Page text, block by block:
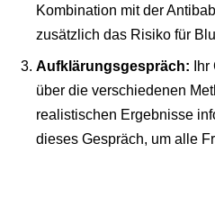
Kombination mit der
zusätzlich das Risiko für
Aufklärungsgespräch:
über die verschiedenen
realistischen Ergebnisse
dieses Gespräch, um alle